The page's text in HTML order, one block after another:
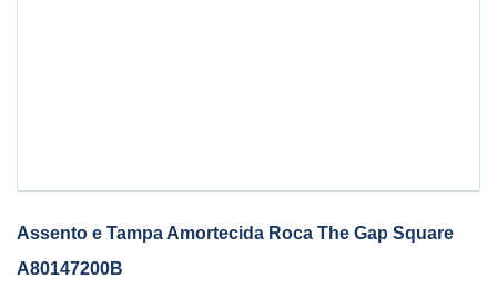
Assento e Tampa Amortecida Roca The Gap Square
A80147200B